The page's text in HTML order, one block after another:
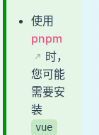
使用
pnpm
时，
您可能
需要安
装
vue